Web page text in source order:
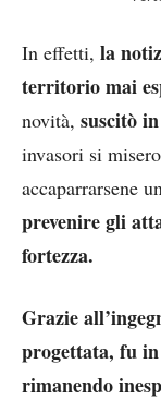
In effetti, la
territorio mai
novità, suscitò
invasori si
accaparrarsene
prevenire gli
fortezza.
Grazie
progettata, fu
rimanendo